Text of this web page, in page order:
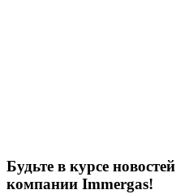
Будьте в курсе новостей
компании Immergas!